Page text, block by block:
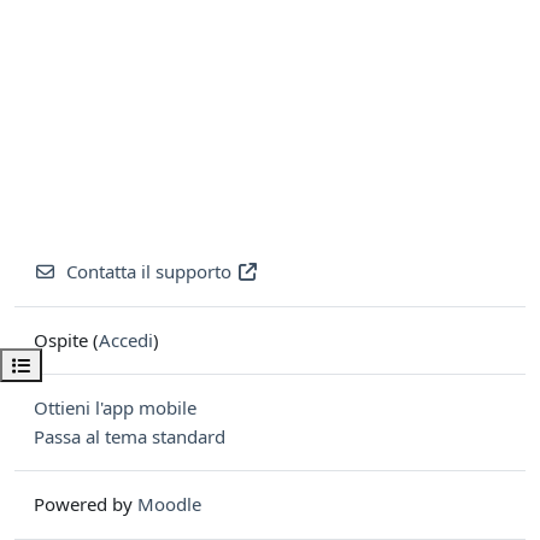
Apri indice del corso
Contatta il supporto
Ospite (Accedi)
Ottieni l'app mobile
Passa al tema standard
Powered by Moodle